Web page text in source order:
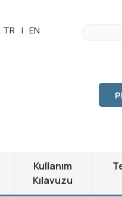
TR | EN
Kullanım
Kılavuzu